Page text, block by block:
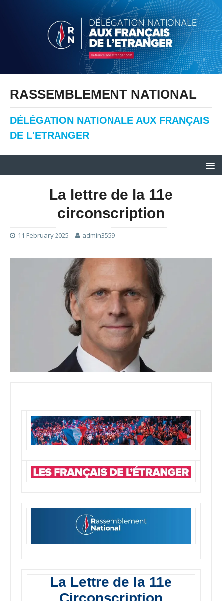
RASSEMBLEMENT NATIONAL
DÉLÉGATION NATIONALE AUX FRANÇAIS
DE L'ETRANGER
La lettre de la 11e
circonscription
11 February 2025 admin3559
La Lettre de la 11e
Circonscription